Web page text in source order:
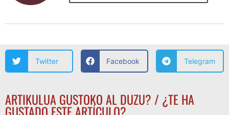
Twitter Facebook Telegram
ARTIKULUA GUSTOKO AL DUZU? / ¿TE HA